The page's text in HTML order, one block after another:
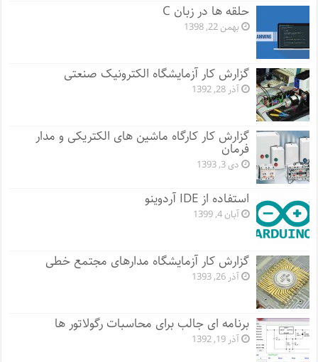
حلقه ها در زبان C
بهمن 22, 1398
گزارش کار آزمایشگاه الکترونیک صنعتی
آذر 28, 1392
گزارش کار کارگاه ماشین های الکتریکی و مدار
فرمان
دی 3, 1393
استفاده از IDE آردوینو
آبان 4, 1399
گزارش کار آزمایشگاه مدارهای مجتمع خطی
آذر 26, 1393
برنامه ای جالب برای محاسبات رگولاتور ها
آذر 19, 1392